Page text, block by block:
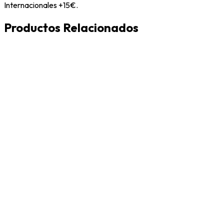
Internacionales +15€.
Productos Relacionados